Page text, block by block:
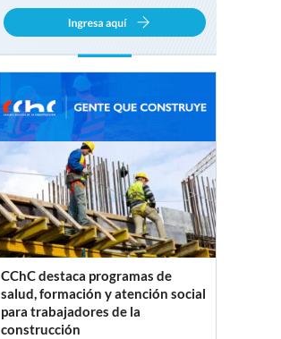
CChC destaca programas de
salud, formación y atención social
para trabajadores de la
construcción